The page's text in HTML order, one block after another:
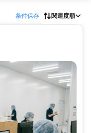
条件保存 関連度順